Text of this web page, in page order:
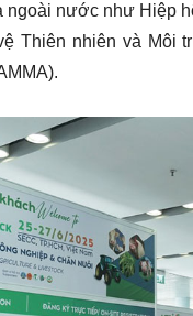
ngoài nước như Hiệp
Thiên nhiên và Môi